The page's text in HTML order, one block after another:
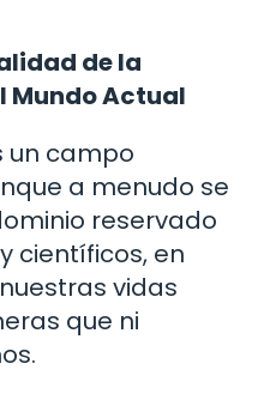
de la
Mundo Actual
un campo
a menudo se
reservado
científicos, en
vidas
que ni